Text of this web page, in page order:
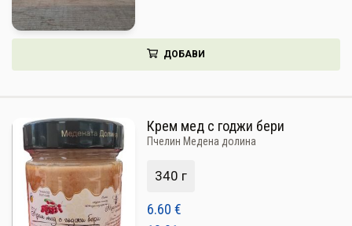
ДОБАВИ
Крем мед с годжи бери
Пчелин Медена долина
340 г
6.60 €